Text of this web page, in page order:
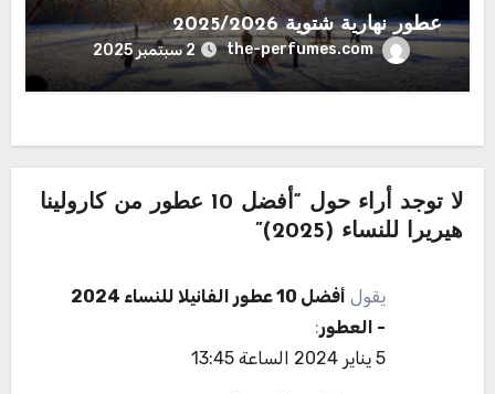
عطور نهارية شتوية 2025/2026
the-perfumes.com 2 سبتمبر 2025
لا توجد أراء حول “أفضل 10 عطور من كارولينا
هيريرا للنساء (2025)”
يقول
أفضل 10 عطور الفانيلا للنساء 2024
- العطور:
5 يناير 2024 الساعة 13:45